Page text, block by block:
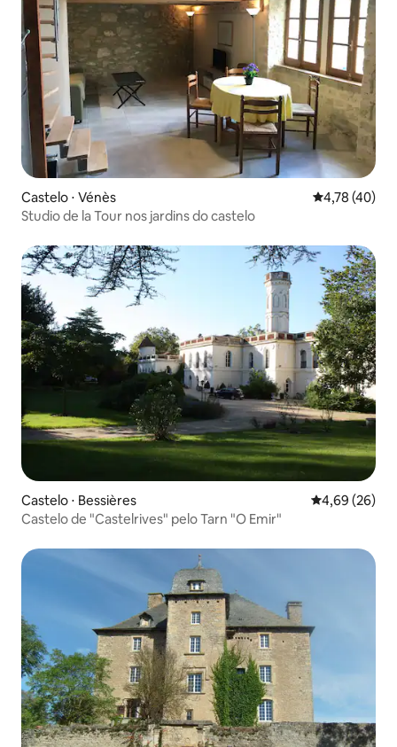
Castelo ⋅ Vénès 4,78 de uma
4,78 (40)
Studio de la Tour nos jardins do castelo
Castelo ⋅ Bessières 4,69 de uma
4,69 (26)
Castelo de "Castelrives" pelo Tarn "O Emir"